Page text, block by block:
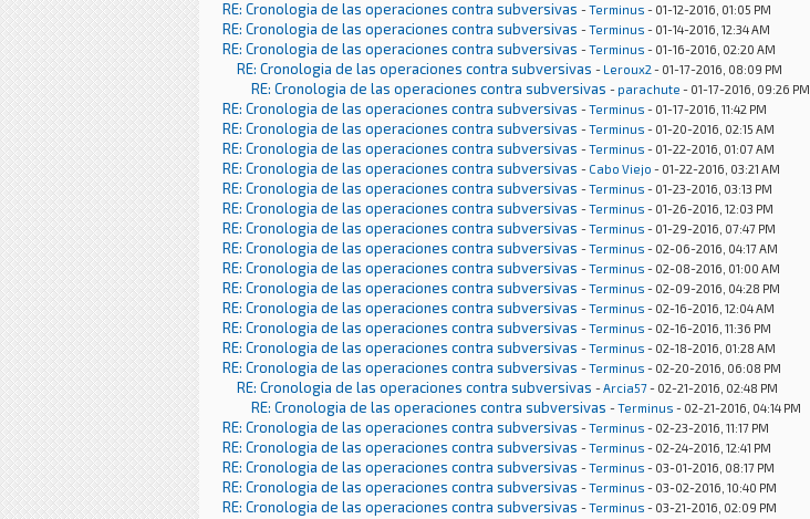
RE: Cronologia de las operaciones contra subversivas -Terminus - 01-12-2016, 01:05 PM
RE: Cronologia de las operaciones contra subversivas -Terminus - 01-14-2016, 12:34 AM
RE: Cronologia de las operaciones contra subversivas -Terminus - 01-16-2016, 02:20 AM
RE: Cronologia de las operaciones contra subversivas - Leroux2 - 01-17-2016, 08:09 PM
RE: Cronologia de las operaciones contra subversivas - parachute - 01-17-2016, 09:26 PM
RE: Cronologia de las operaciones contra subversivas -Terminus - 01-17-2016, 11:42 PM
RE: Cronologia de las operaciones contra subversivas -Terminus - 01-20-2016, 02:15 AM
RE: Cronologia de las operaciones contra subversivas -Terminus - 01-22-2016, 01:07 AM
RE: Cronologia de las operaciones contra subversivas - Cabo Viejo - 01-22-2016, 03:21 AM
RE: Cronologia de las operaciones contra subversivas -Terminus - 01-23-2016, 03:13 PM
RE: Cronologia de las operaciones contra subversivas -Terminus - 01-26-2016, 12:03 PM
RE: Cronologia de las operaciones contra subversivas -Terminus - 01-29-2016, 07:47 PM
RE: Cronologia de las operaciones contra subversivas -Terminus - 02-06-2016, 04:17 AM
RE: Cronologia de las operaciones contra subversivas -Terminus - 02-08-2016, 01:00 AM
RE: Cronologia de las operaciones contra subversivas -Terminus - 02-09-2016, 04:28 PM
RE: Cronologia de las operaciones contra subversivas -Terminus - 02-16-2016, 12:04 AM
RE: Cronologia de las operaciones contra subversivas -Terminus - 02-16-2016, 11:36 PM
RE: Cronologia de las operaciones contra subversivas -Terminus - 02-18-2016, 01:28 AM
RE: Cronologia de las operaciones contra subversivas -Terminus - 02-20-2016, 06:08 PM
RE: Cronologia de las operaciones contra subversivas -Arcia57- 02-21-2016, 02:48 PM
RE: Cronologia de las operaciones contra subversivas -Terminus - 02-21-2016, 04:14 PM
RE: Cronologia de las operaciones contra subversivas -Terminus - 02-23-2016, 11:17 PM
RE: Cronologia de las operaciones contra subversivas -Terminus - 02-24-2016, 12:41 PM
RE: Cronologia de las operaciones contra subversivas -Terminus - 03-01-2016, 08:17 PM
RE: Cronologia de las operaciones contra subversivas -Terminus - 03-02-2016, 10:40 PM
RE: Cronologia de las operaciones contra subversivas -Terminus - 03-21-2016, 02:09 PM